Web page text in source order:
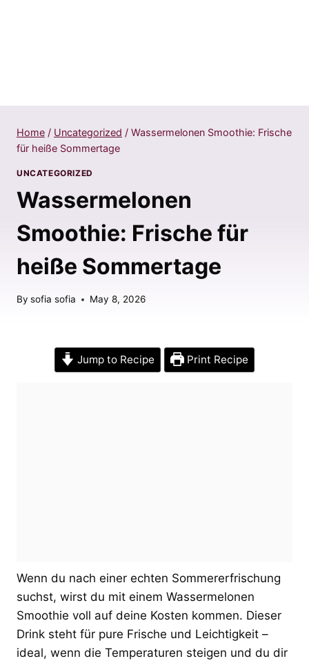
Home / Uncategorized / Wassermelonen Smoothie: Frische
für heiße Sommertage
UNCATEGORIZED
Wassermelonen
Smoothie: Frische für
heiße Sommertage
By sofia sofia May 8, 2026
Jump to Recipe Print Recipe
Wenn du nach einer echten Sommererfrischung
suchst, wirst du mit einem Wassermelonen
Smoothie voll auf deine Kosten kommen. Dieser
Drink steht für pure Frische und Leichtigkeit –
ideal, wenn die Temperaturen steigen und du dir